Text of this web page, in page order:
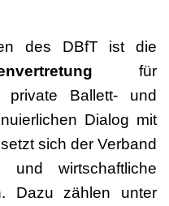
des DBfT ist die
für
private Ballett- und
Dialog mit
sich der Verband
und wirtschaftliche
Dazu zählen unter